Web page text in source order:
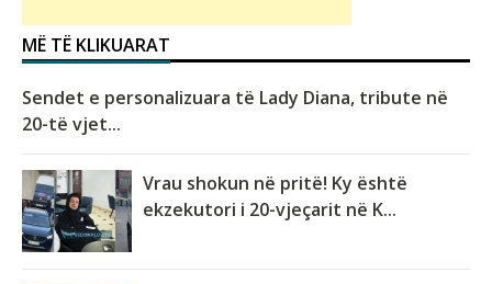
MË TË KLIKUARAT
Sendet e personalizuara të Lady Diana, tribute në
20-të vjet...
Vrau shokun në pritë! Ky është
ekzekutori i 20-vjeçarit në K...